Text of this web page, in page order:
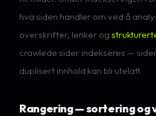
hva siden handler om ved å
overskrifter, lenker og
crawlede sider indekseres —
duplisert innhold kan bli utelatt.
Rangering — sortering og